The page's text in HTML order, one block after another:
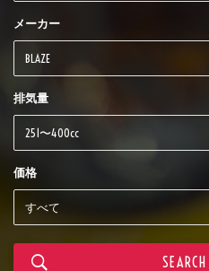
メーカー
排気量
価格